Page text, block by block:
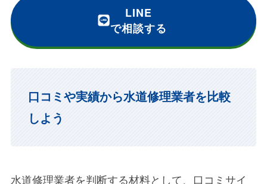
LINE
で相談する
口コミや実績から水道修理業者を比較
しよう
水道修理業者を判断する材料として、口コミサイ